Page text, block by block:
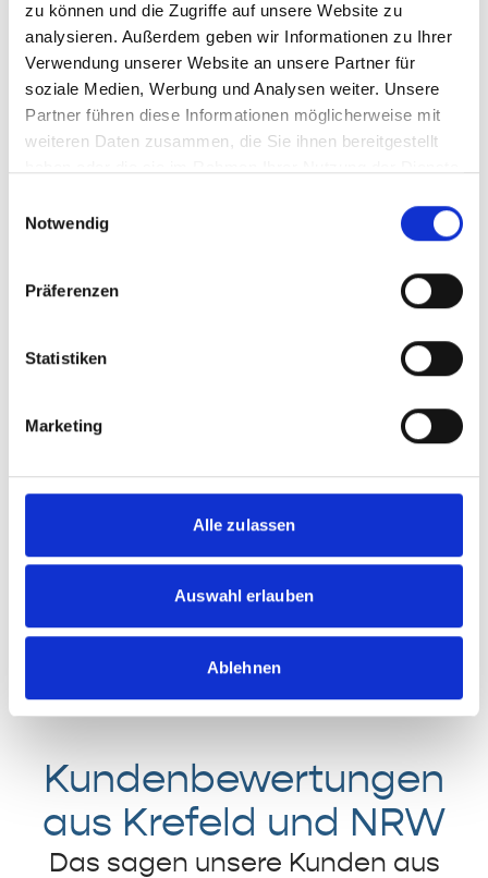
zu können und die Zugriffe auf unsere Website zu
analysieren. Außerdem geben wir Informationen zu Ihrer
Verwendung unserer Website an unsere Partner für
soziale Medien, Werbung und Analysen weiter. Unsere
Partner führen diese Informationen möglicherweise mit
weiteren Daten zusammen, die Sie ihnen bereitgestellt
Notwendig
Präferenzen
Statistiken
Marketing
Alle zulassen
Auswahl erlauben
Ablehnen
Warum Banovia in
Krefeld und NRW?
Warum Banovia in Krefeld und
NRW die richtige Wahl ist
Mit unserer jahrelangen Erfahrung im Bereich
Ihnen maßgeschneiderte, barrierefreie
dass Ihr Badezimmer den höchsten Standards
Außerdem unterstützen wir Sie bei der
Erfahrenes Team im Bereich barrierefreie
Badsanierungen in NRW
Düsseldorf und Umgebung
Unterstützung bei der Finanzierung von
Badsanierungen in NRW
Schnelle und zuverlässige Umsetzung Ihrer
Kundenbewertungen
aus Krefeld und NRW
Das sagen unsere Kunden aus